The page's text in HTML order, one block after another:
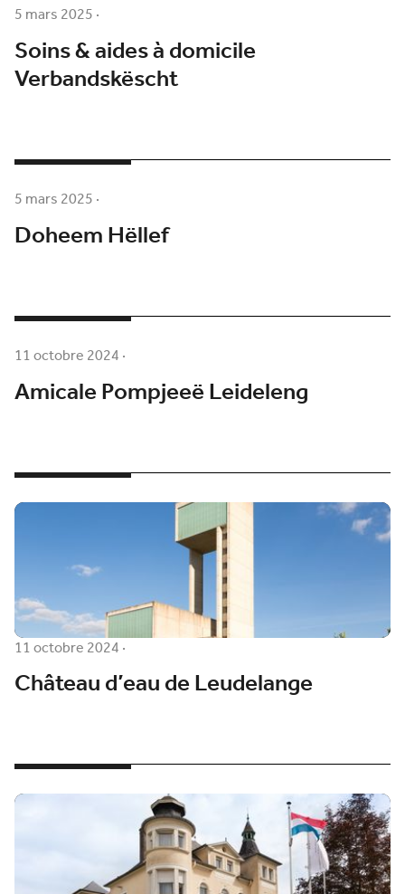
5 mars 2025·
Soins & aides à domicile
Verbandskëscht
5 mars 2025·
Doheem Hëllef
11 octobre 2024·
Amicale Pompjeeë Leideleng
11 octobre 2024·
Château d’eau de Leudelange